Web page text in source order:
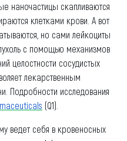
наночастицы скапливаются
клетками крови. А вот
но сами лейкоциты
с помощью механизмов
целостности сосудистых
лекарственным
Подробности исследования
(Q1).
ведет себя в кровеносных